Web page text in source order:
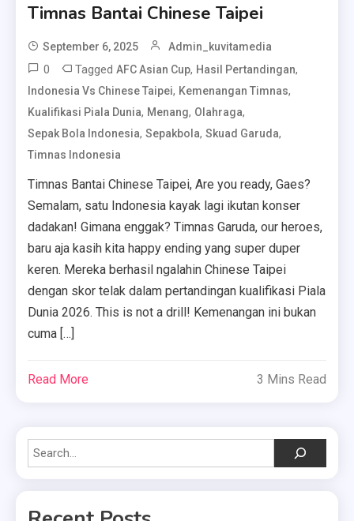
Timnas Bantai Chinese Taipei
September 6, 2025 Admin_kuvitamedia
0 TaggedAFC Asian Cup, Hasil Pertandingan,
Indonesia Vs Chinese Taipei, Kemenangan Timnas,
Kualifikasi Piala Dunia, Menang, Olahraga,
Sepak Bola Indonesia,Sepakbola,Skuad Garuda,
Timnas Indonesia
Timnas Bantai Chinese Taipei, Are you ready, Gaes?
Semalam, satu Indonesia kayak lagi ikutan konser
dadakan! Gimana enggak? Timnas Garuda, our heroes,
baru aja kasih kita happy ending yang super duper
keren. Mereka berhasil ngalahin Chinese Taipei
dengan skor telak dalam pertandingan kualifikasi Piala
Dunia 2026. This is not a drill! Kemenangan ini bukan
cuma […]
Read More 3 Mins Read
Search